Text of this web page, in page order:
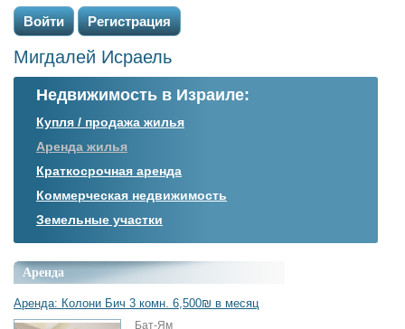
Войти Регистрация
Мигдалей Исраель
Недвижимость в Израиле:
Купля / продажа жилья
Аренда жилья
Краткосрочная аренда
Коммерческая недвижимость
Земельные участки
Аренда
Аренда: Колони Бич 3 комн. 6,500₪ в месяц
Бат-Ям